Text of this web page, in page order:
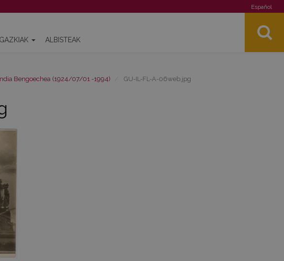
Español
ALBISTEAK
Bengoechea (1924/07/01 -1994) GU-IL-FL-A-06web.jpg